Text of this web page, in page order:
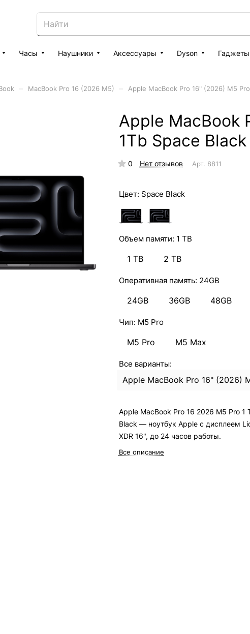
Часы Наушники Аксессуары Dyson Гаджеты
MacBook Pro 16 (2026 M5) Apple MacBook Pro 16" (2026) M5
Apple MacBook
1Tb Space
0 Нет отзывов Арт. 8811
Цвет: Space Black
Объем памяти: 1 TB
1 TB 2 TB
Оперативная память: 24GB
24GB 36GB 48GB
Чип: M5 Pro
M5 Pro M5 Max
Все варианты:
Apple MacBook Pro 16 2026 M5 Pro 1
Black — ноутбук Apple с дисплеем
XDR 16", до 24 часов работы.
Все описание